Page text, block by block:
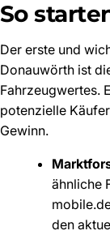
So
Der erste und
Donauwörth ist
Fahrzeugwertes.
potenzielle
Gewinn.
ähnliche
den